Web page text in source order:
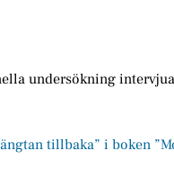
undersökning
tillbaka” i boken